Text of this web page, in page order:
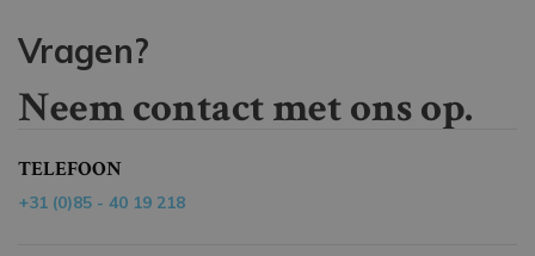
Vragen?
Neem contact met ons op.
TELEFOON
+31 (0)85 - 40 19 218